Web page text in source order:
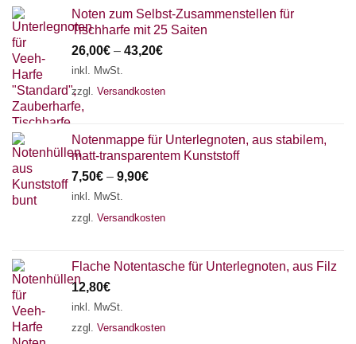
Noten zum Selbst-Zusammenstellen für
Tischharfe mit 25 Saiten
26,00€ – 43,20€
inkl. MwSt.
zzgl. Versandkosten
Notenmappe für Unterlegnoten, aus stabilem,
matt-transparentem Kunststoff
7,50€ – 9,90€
inkl. MwSt.
zzgl. Versandkosten
Flache Notentasche für Unterlegnoten, aus Filz
12,80€
inkl. MwSt.
zzgl. Versandkosten